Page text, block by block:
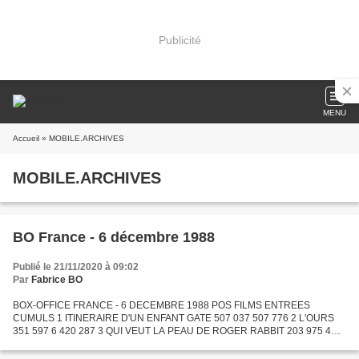
Publicité
MENU
Accueil » MOBILE.ARCHIVES
MOBILE.ARCHIVES
BO France - 6 décembre 1988
Publié le 21/11/2020 à 09:02
Par Fabrice BO
BOX-OFFICE FRANCE - 6 DECEMBRE 1988 POS FILMS ENTREES
CUMULS 1 ITINERAIRE D'UN ENFANT GATE 507 037 507 776 2 L'OURS
351 597 6 420 287 3 QUI VEUT LA PEAU DE ROGER RABBIT 203 975 4
DUNDEE II...